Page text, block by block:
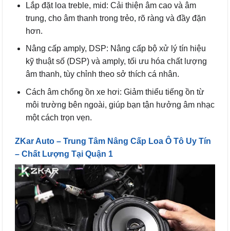
Lắp đặt loa treble, mid: Cải thiện âm cao và âm
trung, cho âm thanh trong trẻo, rõ ràng và đầy đặn
hơn.
Nâng cấp amply, DSP: Nâng cấp bộ xử lý tín hiệu
kỹ thuật số (DSP) và amply, tối ưu hóa chất lượng
âm thanh, tùy chỉnh theo sở thích cá nhân.
Cách âm chống ồn xe hơi: Giảm thiểu tiếng ồn từ
môi trường bên ngoài, giúp bạn tận hưởng âm nhạc
một cách trọn vẹn.
ZKar Auto – Trung Tâm Nâng Cấp Loa Ô Tô Uy Tín
– Chất Lượng Tại Quận 1